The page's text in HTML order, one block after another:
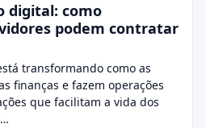
digital: como
podem contratar
transformando como as
finanças e fazem operações
que facilitam a vida dos